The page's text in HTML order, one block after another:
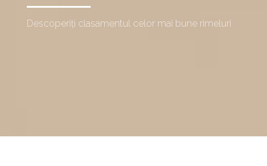
Descoperiți clasamentul celor mai bune rimeluri